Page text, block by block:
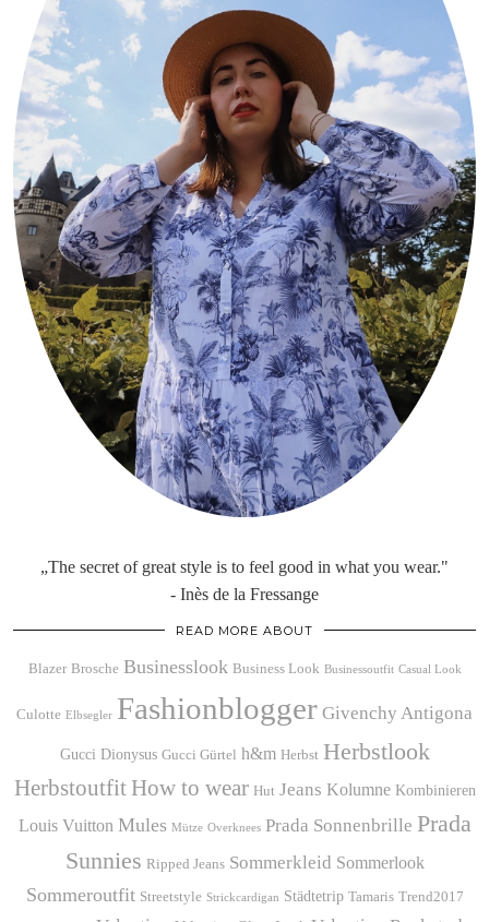
„The secret of great style is to feel good in what you wear."
- Inès de la Fressange
READ MORE ABOUT
Blazer Brosche Businesslook Business Look Businessoutfit Casual Look
Culotte Elbsegler Fashionblogger Givenchy Antigona
Gucci Dionysus Gucci Gürtel h&m Herbst Herbstlook
Herbstoutfit How to wear Hut Jeans Kolumne Kombinieren
Louis Vuitton Mules Mütze Overknees Prada Sonnenbrille Prada
Sunnies Ripped Jeans Sommerkleid Sommerlook
Sommeroutfit Streetstyle Strickcardigan Städtetrip Tamaris Trend2017